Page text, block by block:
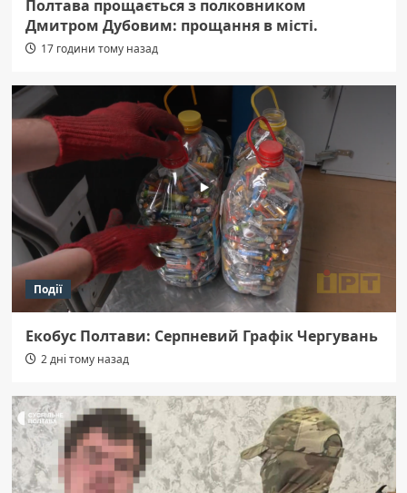
Полтава прощається з полковником
Дмитром Дубовим: прощання в місті.
17 години тому назад
Події
Екобус Полтави: Серпневий Графік Чергувань
2 дні тому назад